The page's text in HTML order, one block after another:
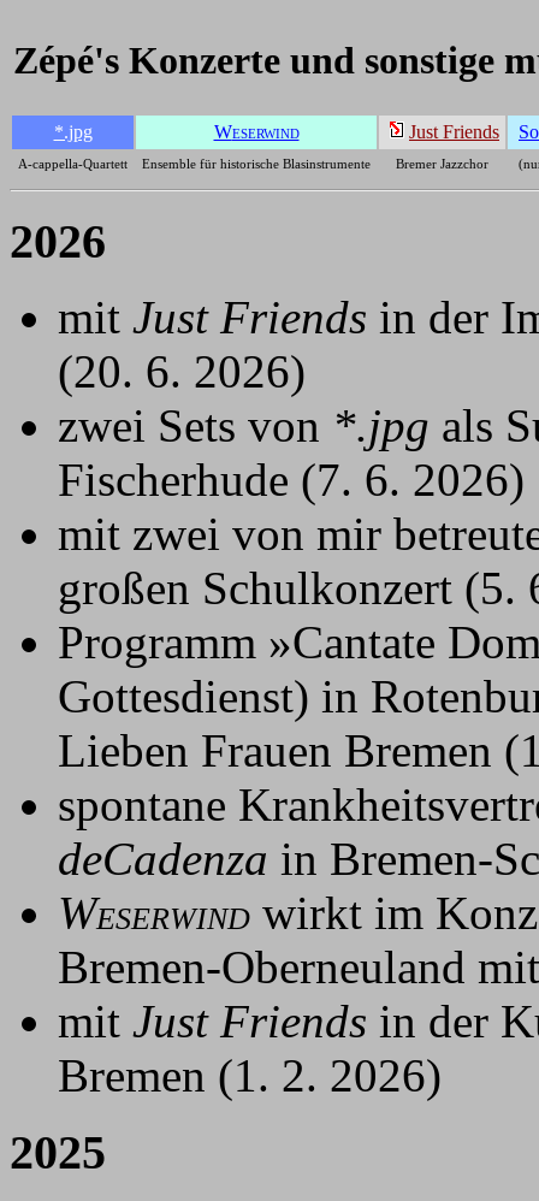
Zépé's Konzerte und sonstige
*.jpg WESERWIND Just Friends
A-cappella-Quartett Ensemble für historische Blasinstrumente Bremer Jazzchor
2026
mit Just Friends in der
(20. 6. 2026)
zwei Sets von *.jpg als
Fischerhude (7. 6. 2026)
mit zwei von mir
großen Schulkonzert (5.
Programm »Cantate
Gottesdienst) in
Lieben Frauen Bremen
spontane
deCadenza in Bremen-
WESERWIND wirkt im
Bremen-Oberneuland
mit Just Friends in der
Bremen (1. 2. 2026)
2025